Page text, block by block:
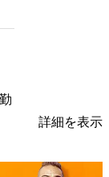
詳細を表示